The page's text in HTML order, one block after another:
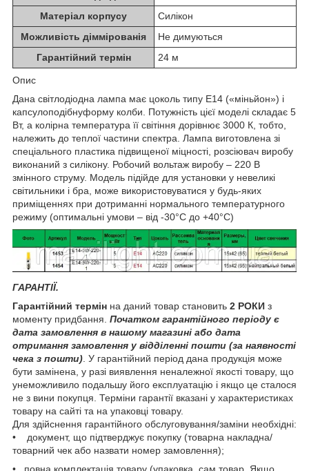
Матеріал корпусу
Силікон
Можливість діммірованія
Не димуються
Гарантійний термін
24 м
Опис
Дана світлодіодна лампа має цоколь типу Е14 («міньйон») і
капсулоподібнуформу колби. Потужність цієї моделі складає 5
Вт, а колірна температура її світіння дорівнює 3000 К, тобто,
належить до теплої частини спектра. Лампа виготовлена ​​зі
спеціального пластика підвищеної міцності, розсіювач виробу
виконаний з силікону. Робочий вольтаж виробу – 220 В
змінного струму. Модель підійде для установки у невеликі
світильники і бра, може використовуватися у будь-яких
приміщеннях при дотриманні нормального температурного
режиму (оптимальні умови – від -30°С до +40°С)
ГАРАНТІЇ.
Гарантійний термін на даний товар становить 2 РОКИ з
моменту придбання. Початком гарантійного періоду є
дата замовлення в нашому магазині або дата
отримання замовлення у відділенні пошти (за наявності
чека з пошти) . У гарантійний період дана продукція може
бути замінена, у разі виявлення неналежної якості товару, що
унеможливило подальшу його експлуатацію і якщо це сталося
не з вини покупця. Терміни гарантії вказані у характеристиках
товару на сайті та на упаковці товару.
Для здійснення гарантійного обслуговування/заміни необхідні:
• документ, що підтверджує покупку (товарна накладна/
товарний чек або назвати номер замовлення);
• повна комплектація товару (упаковка, сам товар. Якщо